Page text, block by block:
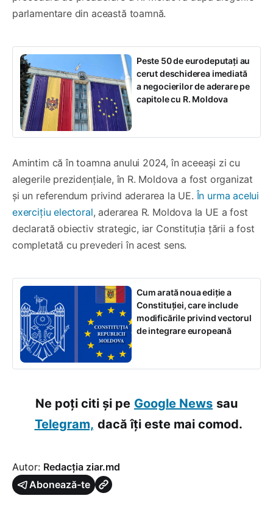
parlamentare din această toamnă.
Peste 50 de eurodeputați au
cerut deschiderea imediată
a negocierilor de aderare pe
capitole cu R. Moldova
Amintim că în toamna anului 2024, în aceeași zi cu
alegerile prezidențiale, în R. Moldova a fost organizat
și un referendum privind aderarea la UE.În urma acelui
exercițiu electoral, aderarea R. Moldova la UE a fost
declarată obiectiv strategic, iar Constituția țării a fost
completată cu prevederi în acest sens.
Cum arată noua ediție a
Constituției, care include
modificările privind vectorul
de integrare europeană
Ne poți citi și pe Google News sau
Telegram, dacă îți este mai comod.
Autor: Redacția ziar.md
Abonează-te